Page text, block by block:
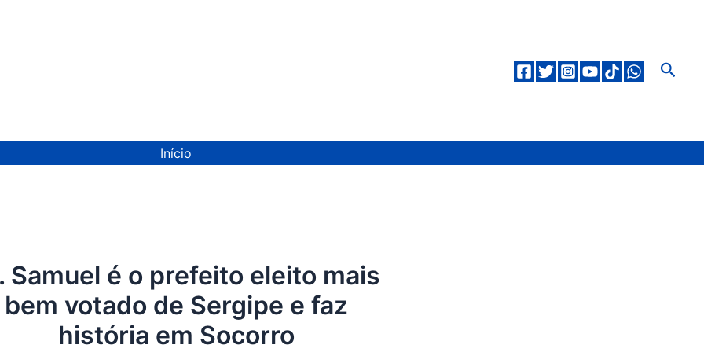
Início
Samuel é o prefeito eleito mais
bem votado de Sergipe e faz
história em Socorro